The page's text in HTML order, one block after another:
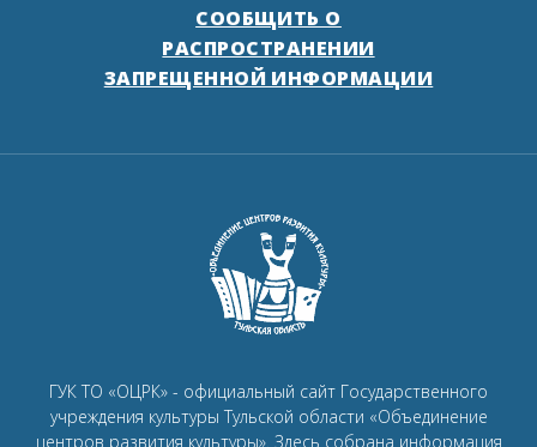
СООБЩИТЬ О
РАСПРОСТРАНЕНИИ
ЗАПРЕЩЕННОЙ ИНФОРМАЦИИ
ГУК ТО «ОЦРК» - официальный сайт Государственного
учреждения культуры Тульской области «Объединение
центров развития культуры». Здесь собрана информация